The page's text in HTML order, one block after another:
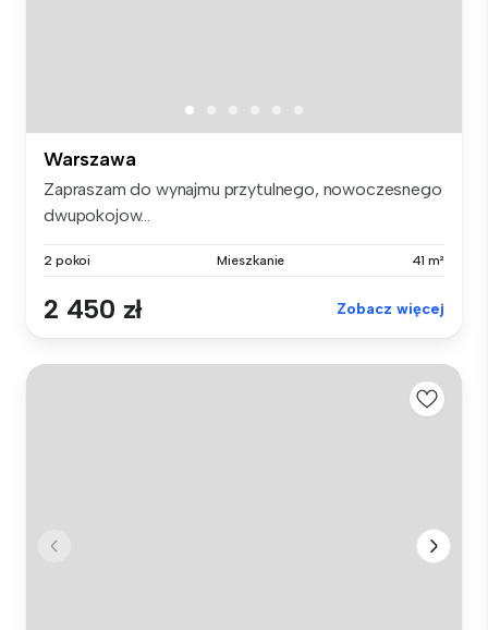
Warszawa
Zapraszam do wynajmu przytulnego, nowoczesnego
dwupokojow...
2 pokoi Mieszkanie 41 m²
2 450 zł Zobacz więcej